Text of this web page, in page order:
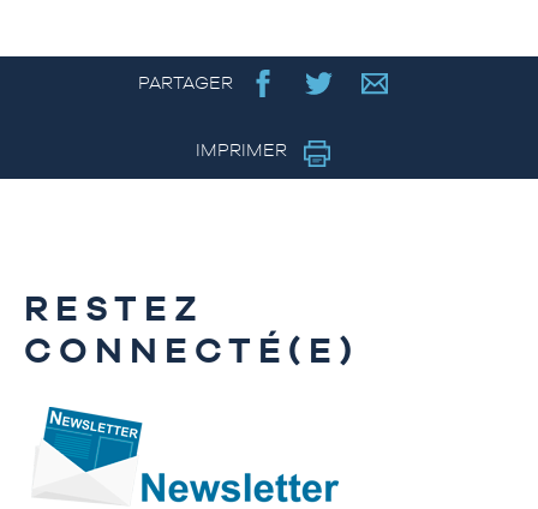
PARTAGER
IMPRIMER
RESTEZ
CONNECTÉ(E)